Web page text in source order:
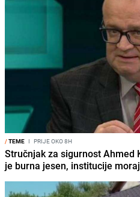
/TEME I PRIJE OKO 8H
Stručnjak za sigurnost Ahmed
je burna jesen, institucije